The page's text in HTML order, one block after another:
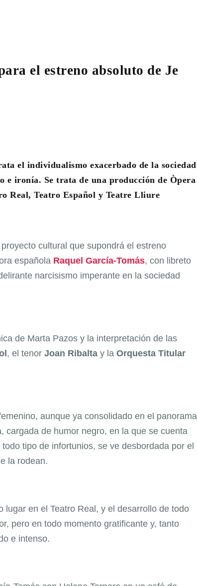
el estreno absoluto de Je
el individualismo exacerbado de la sociedad
e ironía. Se trata de una producción de Òpera
Real, Teatro Español y Teatre Lliure
cultural que supondrá el estreno
española Raquel García-Tomás, con libreto
narcisismo imperante en la sociedad
de Marta Pazos y la interpretación de las
, el tenor Joan Ribalta y la Orquesta Titular
aunque ya consolidado en el panorama
cargada de humor negro, en la que se cuenta
tipo de infortunios, se ve desbordada por el
la rodean.
en el Teatro Real, y el desarrollo de todo
pero en todo momento gratificante y, tanto
e intenso.